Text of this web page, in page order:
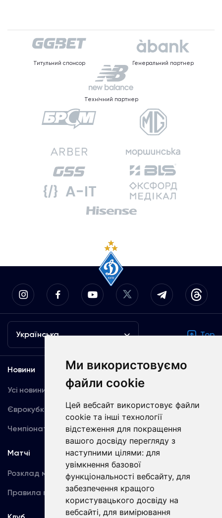
Ми використовуємо
файли cookie
Цей вебсайт використовує файли
cookie та інші технології
відстеження для покращення
вашого досвіду перегляду з
наступними цілями: для
увімкнення базової
функціональності вебсайту, для
забезпечення кращого
користувацького досвіду на
вебсайті, для вимірювання
Титульний спонсор Генеральний партнер
Технічний партнер
Українська Top
Новини
Усі новини
Єврокубки
Чемпіонат України
Медіа
Динамо TV
Фотогалерея
Акредитація
Матчі
Розклад матчів
Правила поведінки
Команда
Перша команда
U19